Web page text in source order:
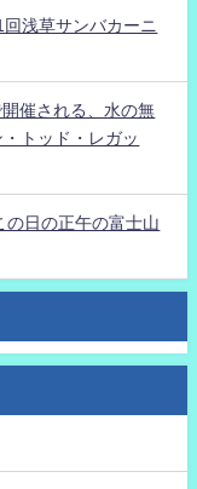
浅草サンバカーニ
催される、水の無
トッド・レガッ
の日の正午の富士山